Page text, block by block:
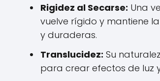
Rigidez al Secarse: Una
vuelve rígido y mantiene
y duraderas.
Translucidez: Su
para crear efectos de luz